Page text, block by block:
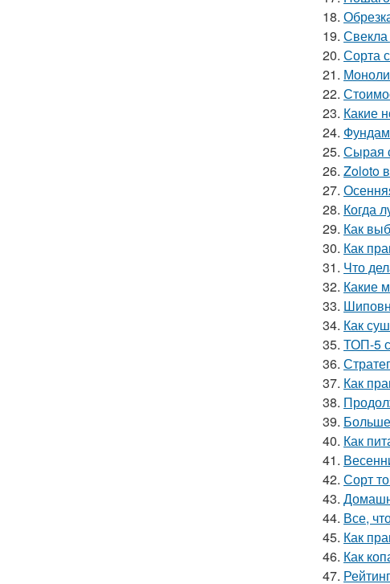
18.
19. Свекла
20. Сорта
21.
22.
23. Какие
24.
25. Сырая
26. Zoloto
27.
28. Когда
29. Как
30. Как
31. Что
32. Какие
33.
34. Как
35. ТОП-5
36.
37. Как
38.
39.
40. Как
41.
42. Сорт
43.
44. Все,
45. Как
46. Как
47.